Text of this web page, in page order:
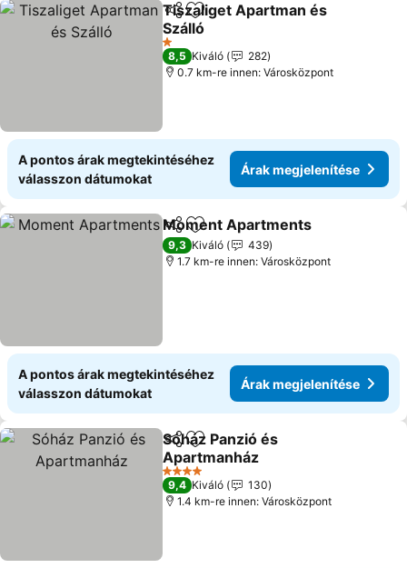
Megosztás
Hozzáadás a kedvencekhez
Tiszaliget Apartman és
Szálló
Árak megjelenítése
1 Kategória
8,5 Kiváló
282
0.7 km-re innen: Városközpont
A pontos árak megtekintéséhez
válasszon dátumokat
Árak megjelenítése
Megosztás
Hozzáadás a kedvencekhez
Moment Apartments
9,3 Kiváló
439
1.7 km-re innen: Városközpont
A pontos árak megtekintéséhez
válasszon dátumokat
Árak megjelenítése
Megosztás
Hozzáadás a kedvencekhez
Sóház Panzió és
Apartmanház
Árak megjelenítése
4 Kategória
9,4 Kiváló
130
1.4 km-re innen: Városközpont